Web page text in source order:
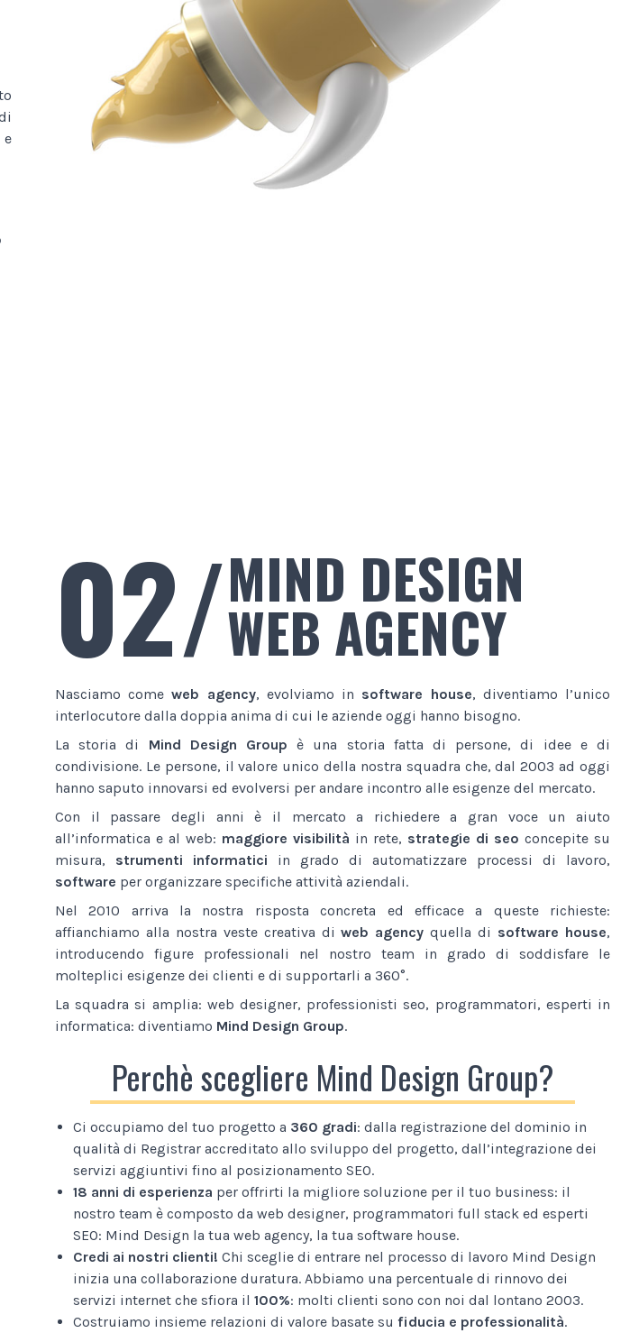
e
02/MIND DESIGN
WEB AGENCY
Nasciamo comeweb agency, evolviamo in software house, diventiamo l’unico
interlocutore dalla doppia anima di cui le aziende oggi hanno bisogno.
La storia di Mind Design Group è una storia fatta di persone, di idee e di
condivisione. Le persone, il valore unico della nostra squadra che, dal 2003 ad oggi
hanno saputo innovarsi ed evolversi per andare incontro alle esigenze del mercato.
Con il passare degli anni è il mercato a richiedere a gran voce un aiuto
all’informatica e al web: maggiore visibilità in rete, strategie di seo concepite su
misura, strumenti informatici in grado di automatizzare processi di lavoro,
software per organizzare specifiche attività aziendali.
Nel 2010 arriva la nostra risposta concreta ed efficace a queste richieste:
affianchiamo alla nostra veste creativa diweb agency quella di software house,
introducendo figure professionali nel nostro team in grado di soddisfare le
molteplici esigenze dei clienti e di supportarli a 360°.
La squadra si amplia: web designer, professionisti seo, programmatori, esperti in
informatica: diventiamo Mind Design Group.
Perchè scegliere Mind Design Group?
Ci occupiamo del tuo progetto a 360 gradi: dalla registrazione del dominio in
qualità di Registrar accreditato allo sviluppo del progetto, dall’integrazione dei
servizi aggiuntivi fino al posizionamento SEO.
18 anni di esperienza per offrirti la migliore soluzione per il tuo business: il
nostro team è composto da web designer, programmatori full stack ed esperti
SEO: Mind Design la tua web agency, la tua software house.
Credi ai nostri clienti! Chi sceglie di entrare nel processo di lavoro Mind Design
inizia una collaborazione duratura. Abbiamo una percentuale di rinnovo dei
servizi internet che sfiora il 100%: molti clienti sono con noi dal lontano 2003.
Costruiamo insieme relazioni di valore basate su fiducia e professionalità.